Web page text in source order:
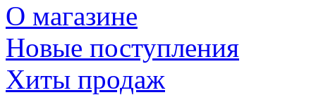
О магазине
Новые поступления
Хиты продаж